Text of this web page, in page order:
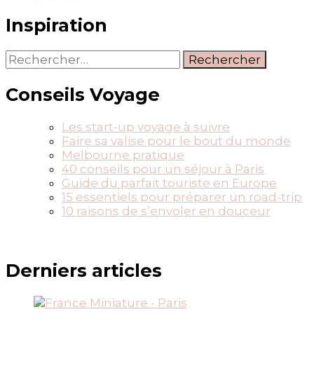
Inspiration
Rechercher :
Conseils Voyage
Les start-up voyage à suivre
Faire sa valise pour le bout du monde
Melbourne pratique
40 conseils pour un séjour à Paris
Guide du parfait touriste en Europe
15 essentiels pour préparer un road-trip
10 raisons de s’envoler en douceur
Derniers articles